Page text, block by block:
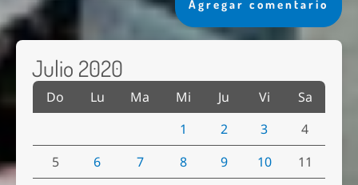
Agregar comentario
Julio 2020
Do Lu Ma Mi Ju Vi
Sa
1
2 3
4
5
6 7 8 9 10
11